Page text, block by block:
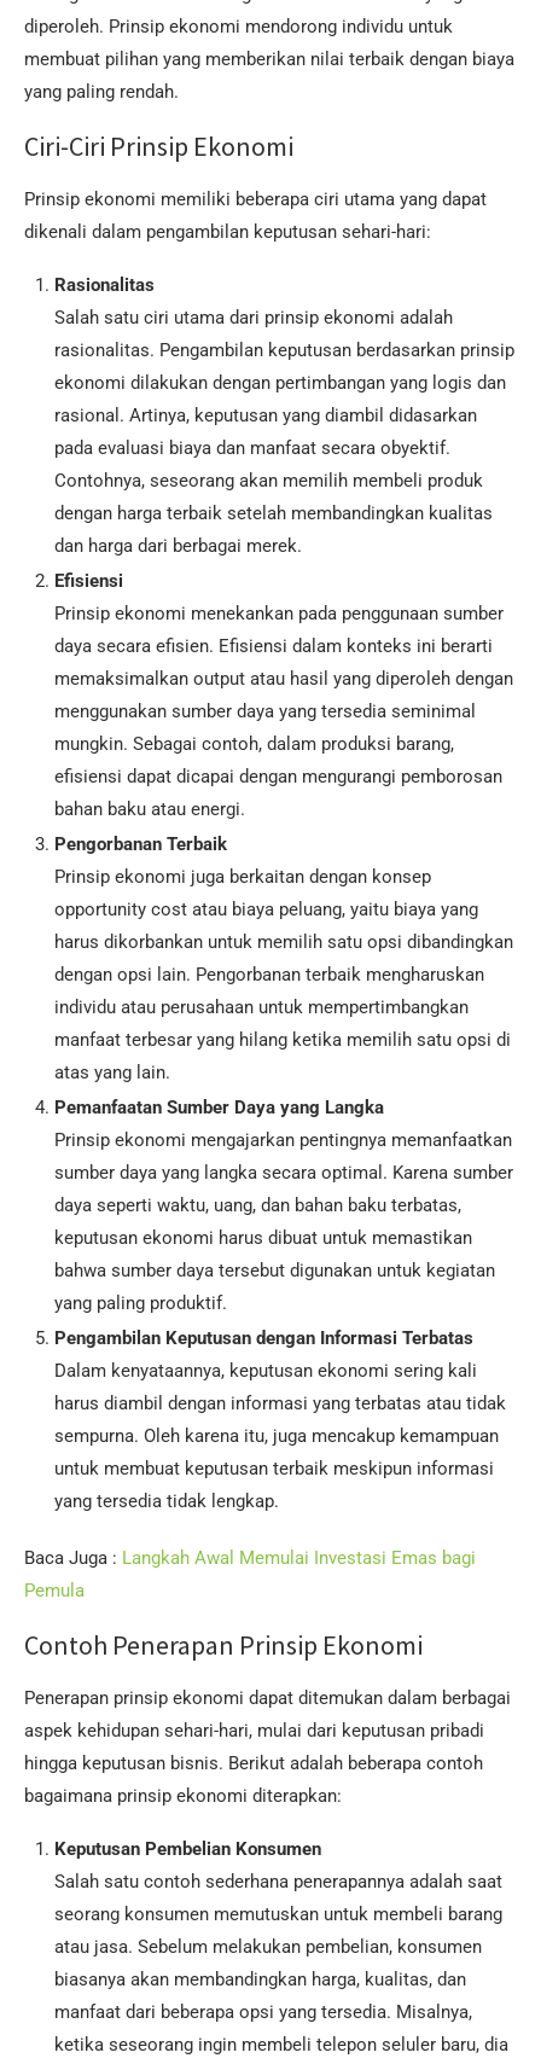
diperoleh. Prinsip ekonomi mendorong individu untuk
membuat pilihan yang memberikan nilai terbaik dengan biaya
yang paling rendah.
Ciri-Ciri Prinsip Ekonomi
Prinsip ekonomi memiliki beberapa ciri utama yang dapat
dikenali dalam pengambilan keputusan sehari-hari:
Rasionalitas
Salah satu ciri utama dari prinsip ekonomi adalah
rasionalitas. Pengambilan keputusan berdasarkan prinsip
ekonomi dilakukan dengan pertimbangan yang logis dan
rasional. Artinya, keputusan yang diambil didasarkan
pada evaluasi biaya dan manfaat secara obyektif.
Contohnya, seseorang akan memilih membeli produk
dengan harga terbaik setelah membandingkan kualitas
dan harga dari berbagai merek.
Efisiensi
Prinsip ekonomi menekankan pada penggunaan sumber
daya secara efisien. Efisiensi dalam konteks ini berarti
memaksimalkan output atau hasil yang diperoleh dengan
menggunakan sumber daya yang tersedia seminimal
mungkin. Sebagai contoh, dalam produksi barang,
efisiensi dapat dicapai dengan mengurangi pemborosan
bahan baku atau energi.
Pengorbanan Terbaik
Prinsip ekonomi juga berkaitan dengan konsep
opportunity cost atau biaya peluang, yaitu biaya yang
harus dikorbankan untuk memilih satu opsi dibandingkan
dengan opsi lain. Pengorbanan terbaik mengharuskan
individu atau perusahaan untuk mempertimbangkan
manfaat terbesar yang hilang ketika memilih satu opsi di
atas yang lain.
Pemanfaatan Sumber Daya yang Langka
Prinsip ekonomi mengajarkan pentingnya memanfaatkan
sumber daya yang langka secara optimal. Karena sumber
daya seperti waktu, uang, dan bahan baku terbatas,
keputusan ekonomi harus dibuat untuk memastikan
bahwa sumber daya tersebut digunakan untuk kegiatan
yang paling produktif.
Pengambilan Keputusan dengan Informasi Terbatas
Dalam kenyataannya, keputusan ekonomi sering kali
harus diambil dengan informasi yang terbatas atau tidak
sempurna. Oleh karena itu, juga mencakup kemampuan
untuk membuat keputusan terbaik meskipun informasi
yang tersedia tidak lengkap.
Baca Juga : Langkah Awal Memulai Investasi Emas bagi
Pemula
Contoh Penerapan Prinsip Ekonomi
Penerapan prinsip ekonomi dapat ditemukan dalam berbagai
aspek kehidupan sehari-hari, mulai dari keputusan pribadi
hingga keputusan bisnis. Berikut adalah beberapa contoh
bagaimana prinsip ekonomi diterapkan:
Keputusan Pembelian Konsumen
Salah satu contoh sederhana penerapannya adalah saat
seorang konsumen memutuskan untuk membeli barang
atau jasa. Sebelum melakukan pembelian, konsumen
biasanya akan membandingkan harga, kualitas, dan
manfaat dari beberapa opsi yang tersedia. Misalnya,
ketika seseorang ingin membeli telepon seluler baru, dia